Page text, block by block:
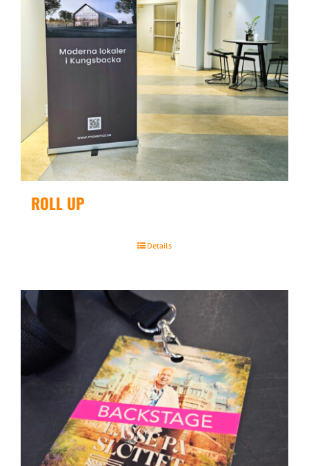
ROLL UP
Details